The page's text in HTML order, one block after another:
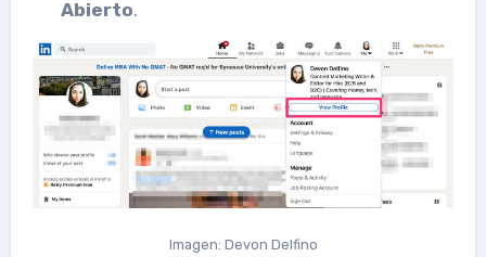
Abierto.
Imagen: Devon Delfino